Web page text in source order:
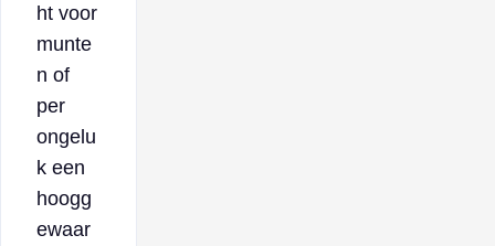
ht voor
munte
n of
per
ongelu
k een
hoogg
ewaar